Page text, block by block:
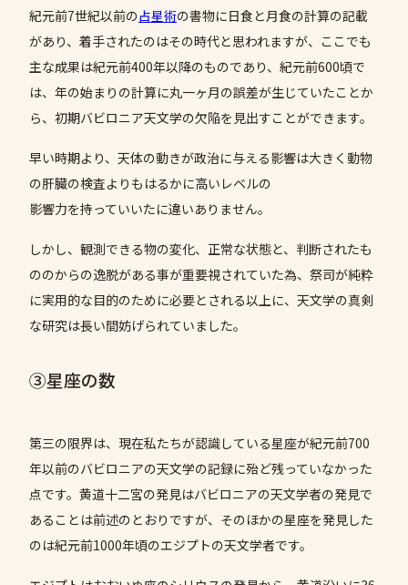
紀元前7世紀以前の占星術の書物に日食と月食の計算の記載
があり、着手されたのはその時代と思われますが、ここでも
主な成果は紀元前400年以降のものであり、紀元前600頃で
は、年の始まりの計算に丸一ヶ月の誤差が生じていたことか
ら、初期バビロニア天文学の欠陥を見出すことができます。
早い時期より、天体の動きが政治に与える影響は大きく動物
の肝臓の検査よりもはるかに高いレベルの
影響力を持っていいたに違いありません。
しかし、観測できる物の変化、正常な状態と、判断されたも
ののからの逸脱がある事が重要視されていた為、祭司が純粋
に実用的な目的のために必要とされる以上に、天文学の真剣
な研究は長い間妨げられていました。
③星座の数
第三の限界は、現在私たちが認識している星座が紀元前700
年以前のバビロニアの天文学の記録に殆ど残っていなかった
点です。黄道十二宮の発見はバビロニアの天文学者の発見で
あることは前述のとおりですが、そのほかの星座を発見した
のは紀元前1000年頃のエジプトの天文学者です。